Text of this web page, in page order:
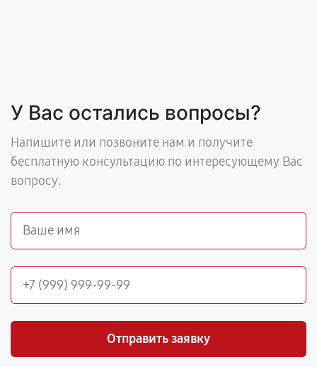
У Вас остались вопросы?
Напишите или позвоните нам и получите
бесплатную консультацию по интересующему Вас
вопросу.
Отправить заявку